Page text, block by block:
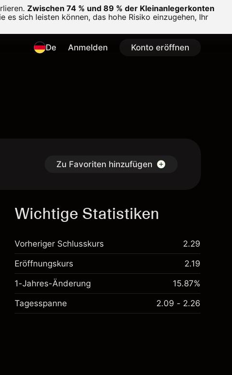
Zwischen 74 % und 89 % der Kleinanlegerkonten
sich leisten können, das hohe Risiko einzugehen, Ihr
De Anmelden Konto eröffnen
Zu Favoriten hinzufügen
Wichtige Statistiken
Vorheriger Schlusskurs 2.29
Eröffnungskurs 2.19
1-Jahres-Änderung 15.87%
Tagesspanne 2.09 - 2.26